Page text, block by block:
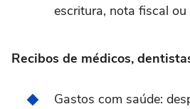
escritura, nota fiscal ou
Recibos de médicos,
Gastos com saúde: